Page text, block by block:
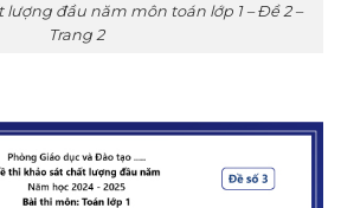
đầu năm môn toán lớp 1 – Đề 2 –
Trang 2